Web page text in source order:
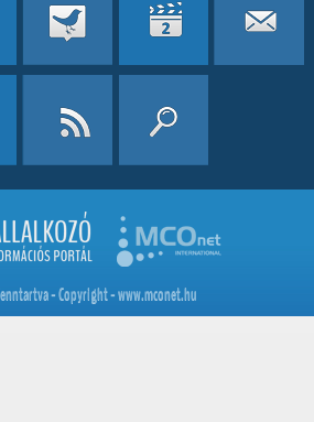
- Copyright - www.mconet.hu